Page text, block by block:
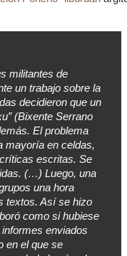
militantes de
un trabajo sobre la
decidieron que un
(Bixente Serrano
El problema
mayorí­a en celdas,
escritas. Se
(…) Luego, una
una hora
textos. Así­ se hizo
como si hubiese
enviados
en el que se